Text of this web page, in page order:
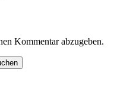
Kommentar abzugeben.